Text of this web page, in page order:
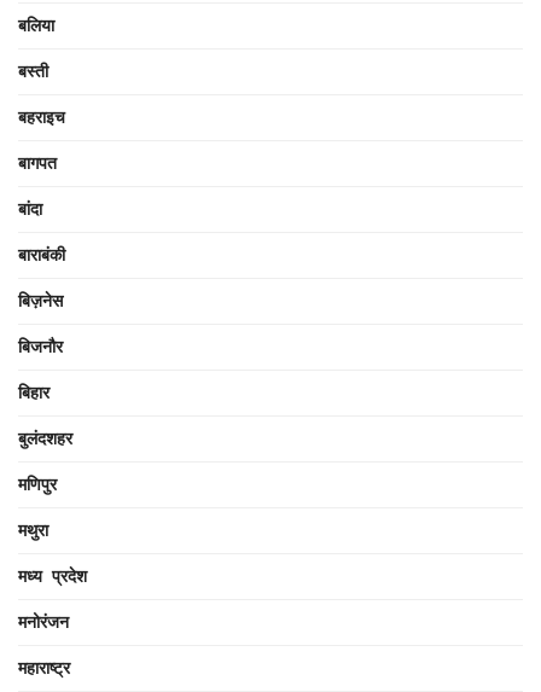
बलिया
बस्ती
बहराइच
बागपत
बांदा
बाराबंकी
बिज़नेस
बिजनौर
बिहार
बुलंदशहर
मणिपुर
मथुरा
मध्य प्रदेश
मनोरंजन
महाराष्ट्र